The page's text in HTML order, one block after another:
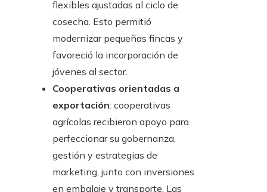
flexibles ajustadas al ciclo de
cosecha. Esto permitió
modernizar pequeñas fincas y
favoreció la incorporación de
jóvenes al sector.
Cooperativas orientadas a
exportación: cooperativas
agrícolas recibieron apoyo para
perfeccionar su gobernanza,
gestión y estrategias de
marketing, junto con inversiones
en embalaje y transporte. Las